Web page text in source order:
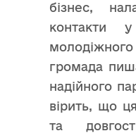
бізнес,
контакти
громада
надійного
вірить, що
та